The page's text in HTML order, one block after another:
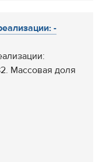
-
Массовая доля